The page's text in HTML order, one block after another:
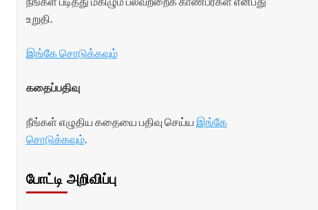
உறுதி.
இங்கே சொடுக்கவும்
கதைப்பதிவு
நீங்கள் எழுதிய கதையை பதிவு செய்ய இங்கே
சொடுக்கவும்.
போட்டி அறிவிப்பு